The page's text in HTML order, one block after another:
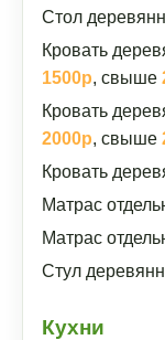
Стол
Кровать
1500р, свыше
Кровать
2000р, свыше
Кровать
Матрас
Матрас
Стул
Кухни